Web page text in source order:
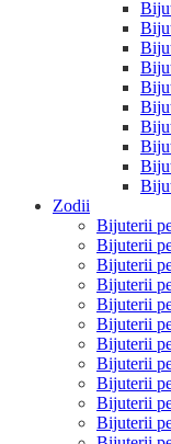
Zodii
Bijuterii
Bijuterii
Bijuterii
Bijuterii
Bijuterii
Bijuterii
Bijuterii
Bijuterii
Bijuterii
Bijuterii
Bijuterii